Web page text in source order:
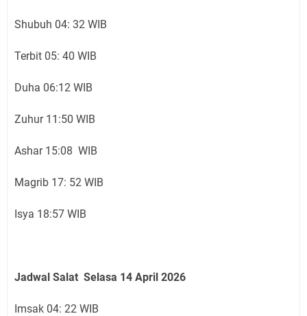
Shubuh 04: 32 WIB
Terbit 05: 40 WIB
Duha 06:12 WIB
Zuhur 11:50 WIB
Ashar 15:08 WIB
Magrib 17: 52 WIB
Isya 18:57 WIB
Jadwal Salat Selasa 14 April 2026
Imsak 04: 22 WIB